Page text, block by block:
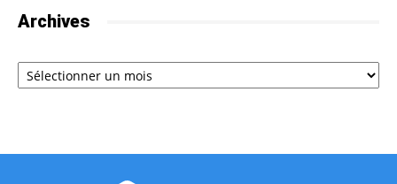
Archives
Archives